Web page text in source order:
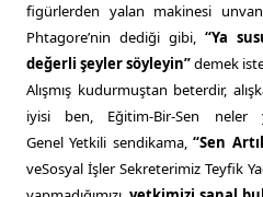
figürlerden yalan makinesi
Phtagore’nin dediği gibi, “Ya
değerli şeyler söyleyin”demek
Alışmış kudurmuştan beterdir,
iyisi ben, Eğitim-Bir-Sen neler
Genel Yetkili sendikama,“Sen
veSosyal İşler Sekreterimiz Teyfik